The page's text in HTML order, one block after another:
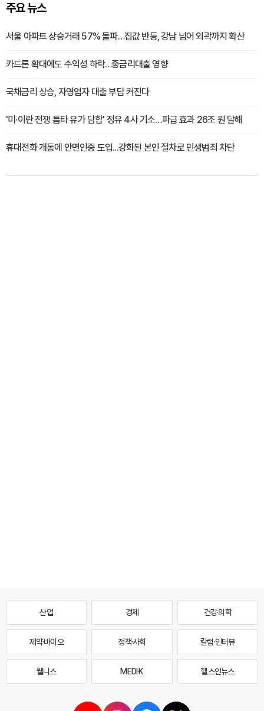
주요 뉴스
서울 아파트 상승거래 57% 돌파…집값 반등, 강남 넘어 외곽까지 확산
카드론 확대에도 수익성 하락…중금리대출 영향
국채금리 상승, 자영업자 대출 부담 커진다
'미·이란 전쟁 틈타 유가 담합' 정유 4사 기소…파급 효과 26조 원 달해
휴대전화 개통에 안면인증 도입...강화된 본인 절차로 민생범죄 차단
산업 경제 건강·의학
제약·바이오 정책·사회 칼럼·인터뷰
웰니스 MEDI·K 헬스인뉴스